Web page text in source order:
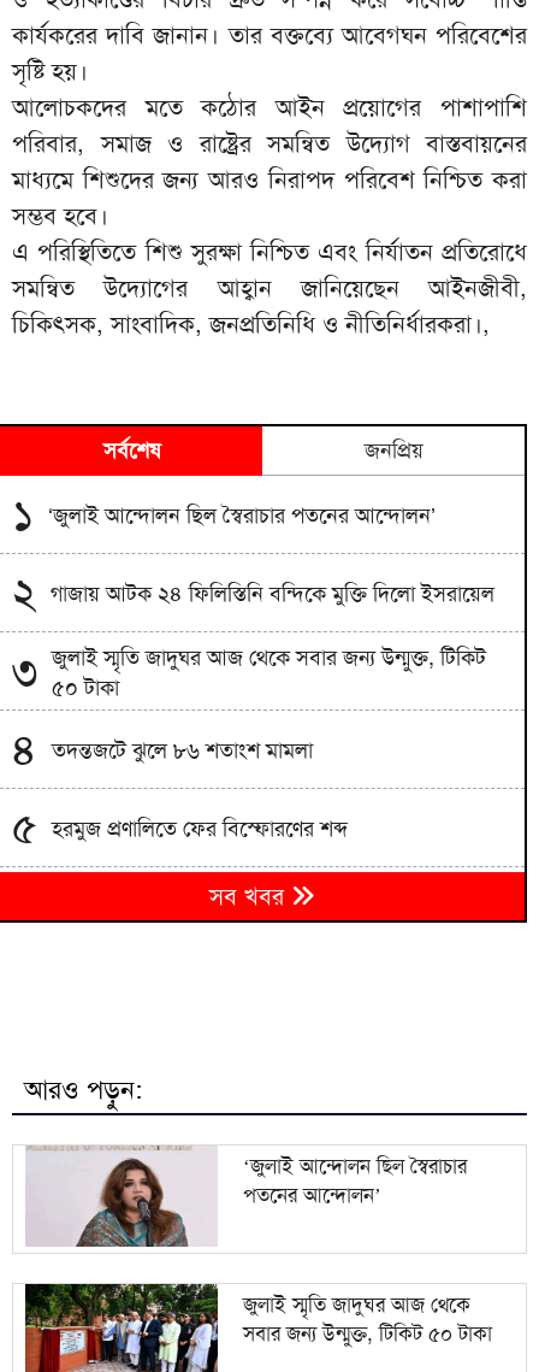
কার্যকরের দাবি জানান। তার বক্তব্যে আবেগঘন পরিবেশের
সৃষ্টি হয়।
আলোচকদের মতে কঠোর আইন প্রয়োগের পাশাপাশি
পরিবার, সমাজ ও রাষ্ট্রের সমন্বিত উদ্যোগ বাস্তবায়নের
মাধ্যমে শিশুদের জন্য আরও নিরাপদ পরিবেশ নিশ্চিত করা
সম্ভব হবে।
এ পরিস্থিতিতে শিশু সুরক্ষা নিশ্চিত এবং নির্যাতন প্রতিরোধে
সমন্বিত উদ্যোগের আহ্বান জানিয়েছেন আইনজীবী,
চিকিৎসক, সাংবাদিক, জনপ্রতিনিধি ও নীতিনির্ধারকরা।,
সর্বশেষ জনপ্রিয়
১ ‘জুলাই আন্দোলন ছিল স্বৈরাচার পতনের আন্দোলন’
২ গাজায় আটক ২৪ ফিলিস্তিনি বন্দিকে মুক্তি দিলো ইসরায়েল
৩ জুলাই স্মৃতি জাদুঘর আজ থেকে সবার জন্য উন্মুক্ত, টিকিট
৫০ টাকা
৪ তদন্তজটে ঝুলে ৮৬ শতাংশ মামলা
৫ হরমুজ প্রণালিতে ফের বিস্ফোরণের শব্দ
আগামী ৪৮ ঘণ্টায় ১০ জেলায় বন্যার শঙ্কা
সমাবেশ ও গণমিছিল
৯ ব্যারিস্টার কায়সার কামালের
সাকিবের মাগুরার বাড়িতে হামলা ও ভাঙচুর
সব খবর
আরও পড়ুন:
‘জুলাই আন্দোলন ছিল স্বৈরাচার
পতনের আন্দোলন’
জুলাই স্মৃতি জাদুঘর আজ থেকে
সবার জন্য উন্মুক্ত, টিকিট ৫০ টাকা